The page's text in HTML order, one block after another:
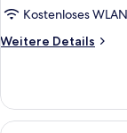
Kostenloses WLAN
Weitere Details
Weitere
Zimmer
(Deluxe)